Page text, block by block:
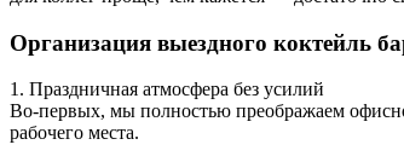
Организация выездного коктейль
1. Праздничная атмосфера без усилий
Во-первых, мы полностью преображаем
рабочего места.